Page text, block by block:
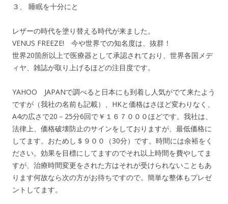
３、 睡眠を十分にと
レザーの時代を塗り替える時代が来ました。
VENUS FREEZE! 今や世界での知名度は、抜群！
世界20箇所以上で医療器として承認されており、世界各国メデ
ィヤ、雑誌が取り上げるほどの注目度です。
YAHOO JAPANで調べると日本にも到着し人気がでて来たよう
ですが（我社の名前も記載）、HKと価格はさほど変わりなく、
A4の広さで20－25分6回で￥１６７０００ほどです。我社は、
法律上、価格破壊防止のサインをしておりますが、最低価格に
してます。おためし＄９００（30分）です。時間には余裕をく
ださい。効果を目標にしてますのでそれ以上時間を費やしてま
すが、治療時間変更をされた方はそれが受けられないこともあ
ります何故なら次の方がお待ちですので。簡単な整体もプレゼ
ントしてます。